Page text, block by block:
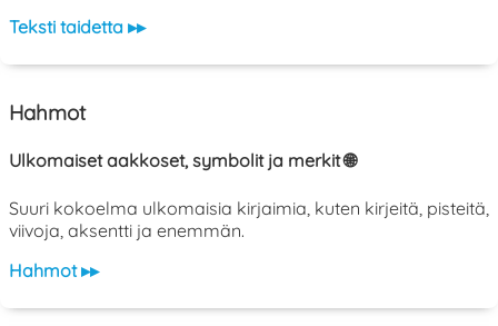
Teksti taidetta ▸▸
Hahmot
Ulkomaiset aakkoset, symbolit ja merkit 🌐
Suuri kokoelma ulkomaisia kirjaimia, kuten kirjeitä, pisteitä,
viivoja, aksentti ja enemmän.
Hahmot ▸▸